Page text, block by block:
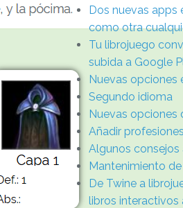
Dos nuevas apps
como otra
Tu librojuego
subida a Google
Nuevas opciones
Segundo idioma
Nuevas opciones
Añadir profesiones
Algunos consejos
Mantenimiento
De Twine a
libros interactivos